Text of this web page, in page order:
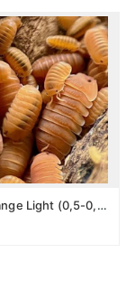
Murina Orange Light (0,5-0,8cm) pack 10 con